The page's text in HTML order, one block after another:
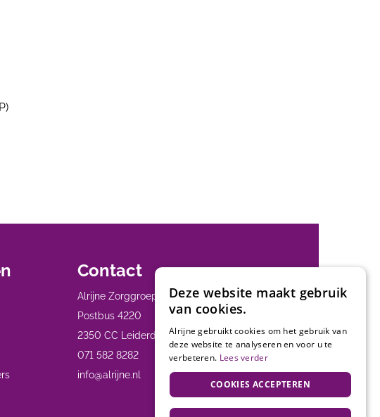
Contact
Alrijne Zorggroep
Postbus 4220
2350 CC Leiderdorp
071 582 8282
info@alrijne.nl
Deze website maakt gebruik
van cookies.
Alrijne gebruikt cookies om het gebruik van
deze website te analyseren en voor u te
verbeteren. Lees verder
COOKIES ACCEPTEREN